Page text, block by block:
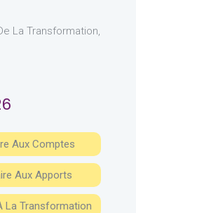
La Transformation,
Aux Comptes
Aux Apports
La Transformation